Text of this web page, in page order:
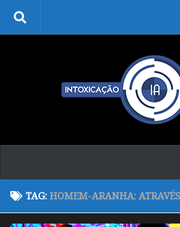
Skip to content
TAG: HOMEM-ARANHA: